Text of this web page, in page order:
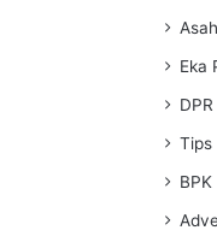
Eka
DPR
Tips
BPK